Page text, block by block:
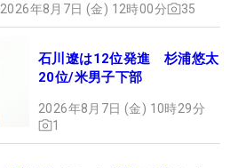
2026年8月7日 (金) 12時00分 35
石川遼は12位発進 杉浦悠太
20位/米男子下部
2026年8月7日 (金) 10時29分
1